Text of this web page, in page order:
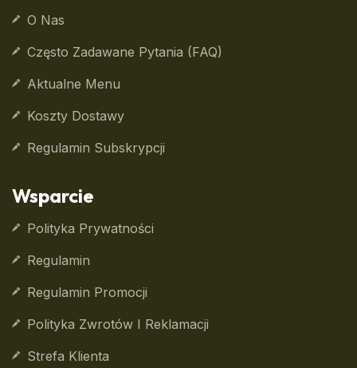
O Nas
Często Zadawane Pytania (FAQ)
Aktualne Menu
Koszty Dostawy
Regulamin Subskrypcji
Wsparcie
Polityka Prywatności
Regulamin
Regulamin Promocji
Polityka Zwrotów I Reklamacji
Strefa Klienta